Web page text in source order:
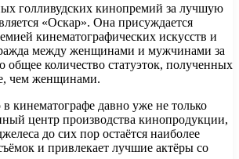
голливудских кинопремий за лучшую
«Оскар». Она присуждается
кинематографических искусств и
между женщинами и мужчинами за
общее количество статуэток, полученных
чем женщинами.
кинематографе давно уже не только
центр производства кинопродукции,
до сих пор остаётся наиболее
и привлекает лучшие актёры со